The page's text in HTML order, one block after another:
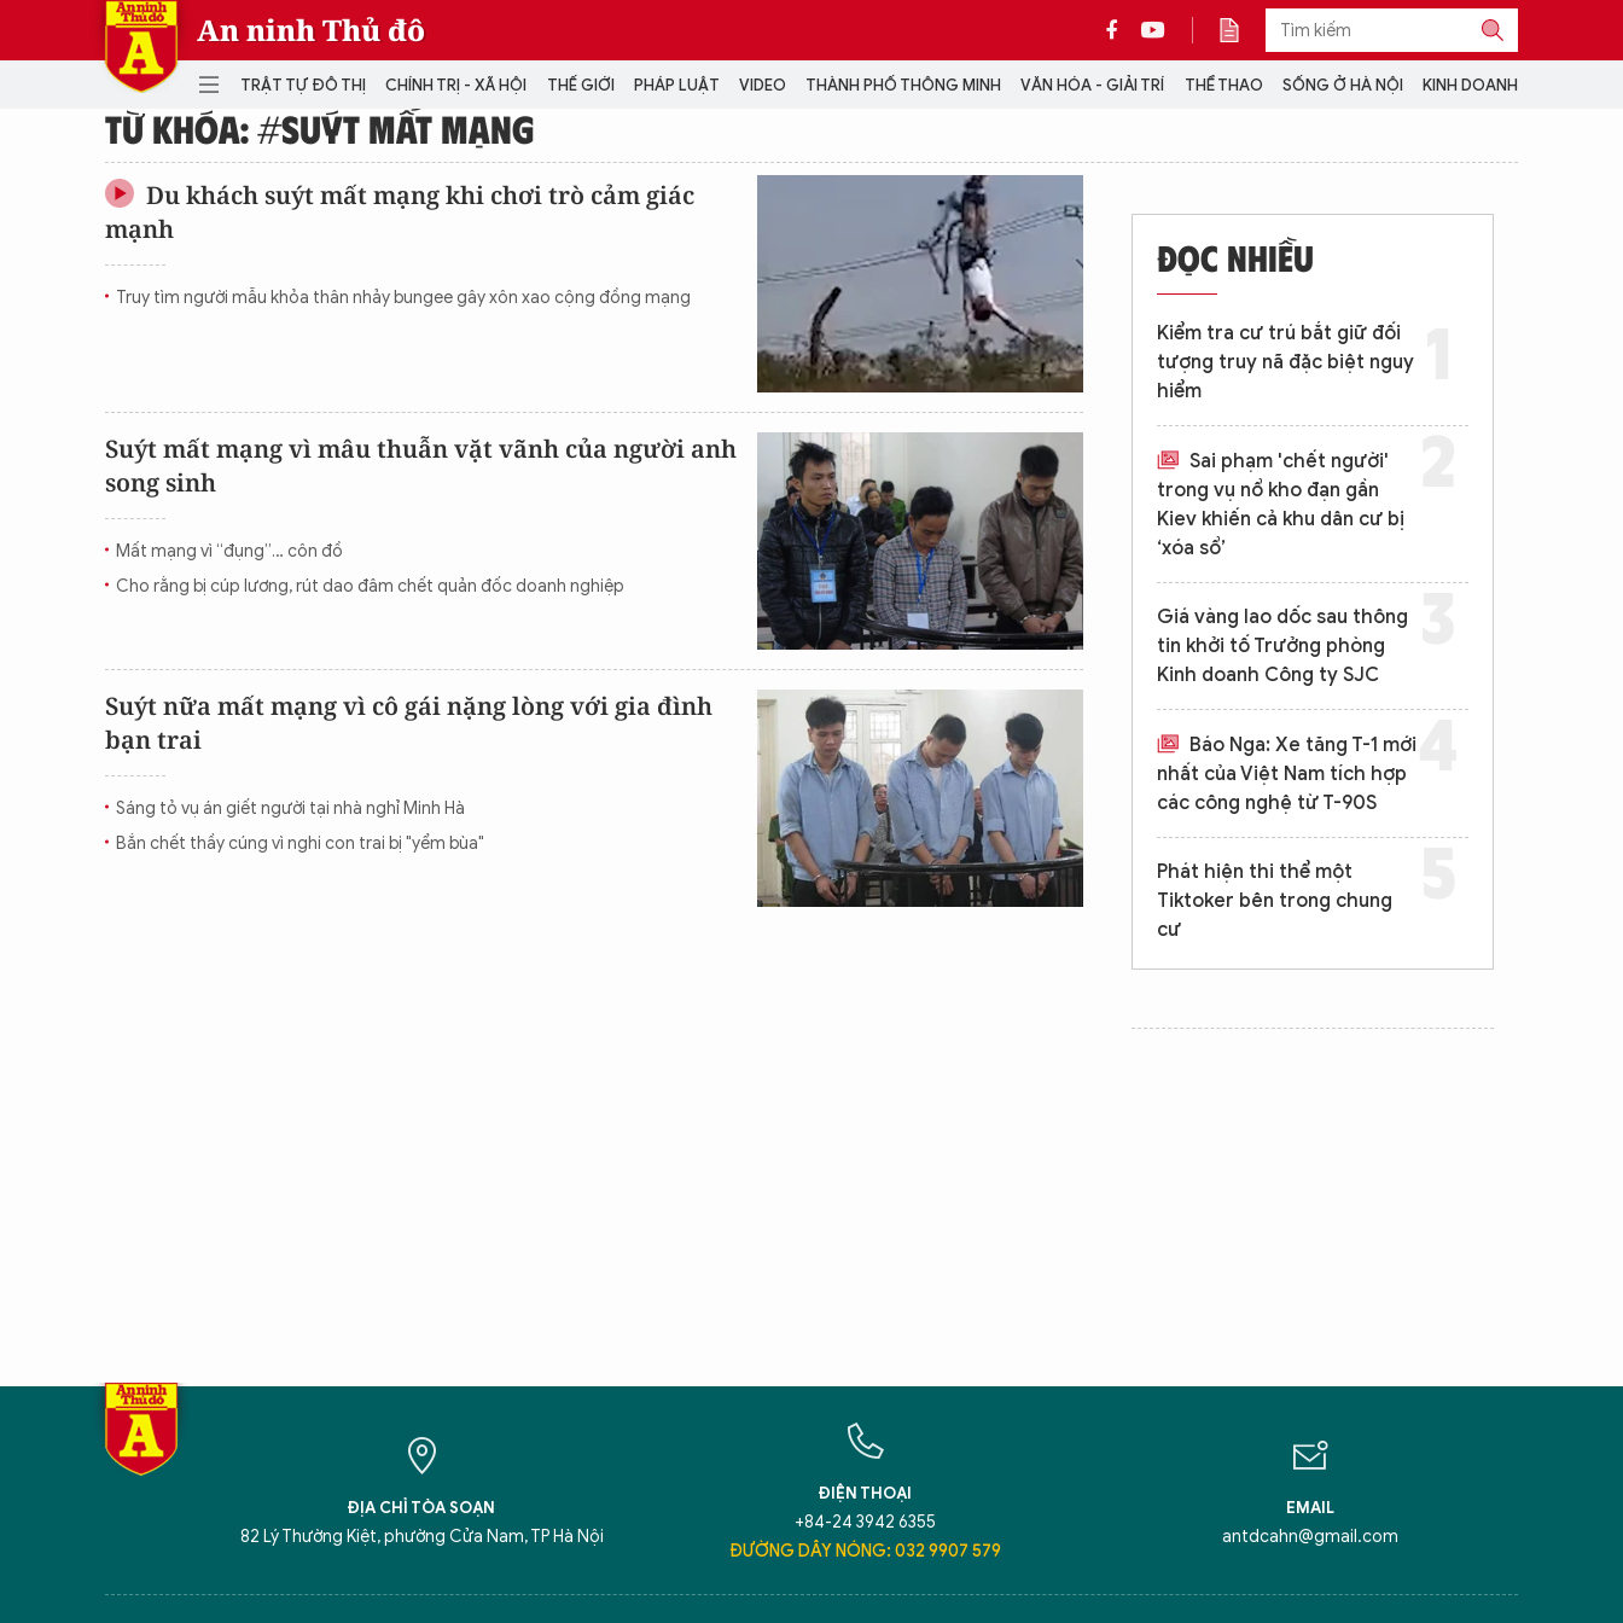
An ninh Thủ đô
TRẬT TỰ ĐÔ THỊ CHÍNH TRỊ - XÃ HỘI THẾ GIỚI PHÁP LUẬT VIDEO THÀNH PHỐ THÔNG MINH VĂN HÓA - GIẢI TRÍ THỂ THAO SỐNG Ở HÀ NỘI KINH DOANH
THẾ GIỚI PHÁP LUẬT
Video
CON ĐƯỜNG KHỞI NGHIỆP
PODCAST
LONGFORM
INFOGRAPHIC
LỊCH VẠN SỰ
CỘNG TÁC VỚI ANTĐ
TRA CỨU XE
HOTLINE: 032 9907 579
TỪ KHÓA: #SUÝT MẤT MẠNG
Du khách suýt mất mạng khi chơi trò cảm giác
mạnh
Truy tìm người mẫu khỏa thân nhảy bungee gây xôn xao cộng đồng mạng
Suýt mất mạng vì mâu thuẫn vặt vãnh của người anh
song sinh
Mất mạng vì “đụng”… côn đồ
Cho rằng bị cúp lương, rút dao đâm chết quản đốc doanh nghiệp
Suýt nữa mất mạng vì cô gái nặng lòng với gia đình
bạn trai
Sáng tỏ vụ án giết người tại nhà nghỉ Minh Hà
Bắn chết thầy cúng vì nghi con trai bị "yểm bùa"
ĐỌC NHIỀU
Kiểm tra cư trú bắt giữ đối
tượng truy nã đặc biệt nguy
hiểm
Sai phạm 'chết người'
trong vụ nổ kho đạn gần
Kiev khiến cả khu dân cư bị
‘xóa sổ’
Giá vàng lao dốc sau thông
tin khởi tố Trưởng phòng
Kinh doanh Công ty SJC
Báo Nga: Xe tăng T-1 mới
nhất của Việt Nam tích hợp
các công nghệ từ T-90S
Phát hiện thi thể một
Tiktoker bên trong chung
cư
ĐỊA CHỈ TÒA SOẠN
82 Lý Thường Kiệt, phường Cửa Nam, TP Hà Nội
ĐIỆN THOẠI
+84-24 3942 6355
ĐƯỜNG DÂY NÓNG: 032 9907 579
EMAIL
antdcahn@gmail.com
5 điểm nghẽn của Hà Nội giải pháp xử lý điểm nghẽn của Thủ đô